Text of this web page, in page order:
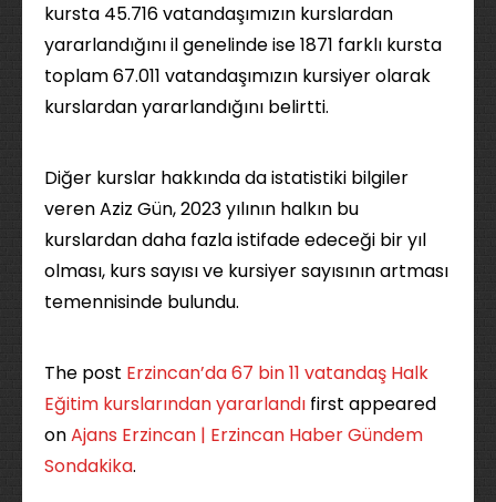
kursta 45.716 vatandaşımızın kurslardan
yararlandığını il genelinde ise 1871 farklı kursta
toplam 67.011 vatandaşımızın kursiyer olarak
kurslardan yararlandığını belirtti.
Diğer kurslar hakkında da istatistiki bilgiler
veren Aziz Gün, 2023 yılının halkın bu
kurslardan daha fazla istifade edeceği bir yıl
olması, kurs sayısı ve kursiyer sayısının artması
temennisinde bulundu.
The post Erzincan’da 67 bin 11 vatandaş Halk
Eğitim kurslarından yararlandı first appeared
onAjans Erzincan | Erzincan Haber Gündem
Sondakika.